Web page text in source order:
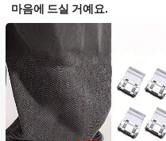
마음에 드실 거예요.